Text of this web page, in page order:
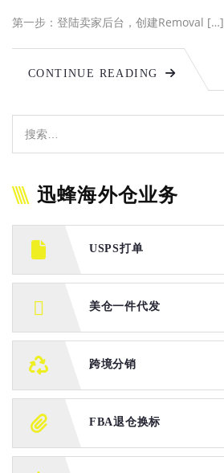
第一步：登陆卖家后台，创建Removal […]
CONTINUE READING
迅蜂海外仓业务
USPS打单
美仓一件代发
跨境分销
FBA退仓换标